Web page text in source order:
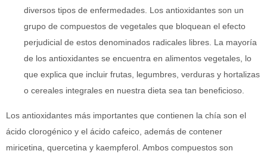
diversos tipos de enfermedades. Los antioxidantes son un
grupo de compuestos de vegetales que bloquean el efecto
perjudicial de estos denominados radicales libres. La mayoría
de los antioxidantes se encuentra en alimentos vegetales, lo
que explica que incluir frutas, legumbres, verduras y hortalizas
o cereales integrales en nuestra dieta sea tan beneficioso.
Los antioxidantes más importantes que contienen la chía son el
ácido clorogénico y el ácido cafeico, además de contener
miricetina, quercetina y kaempferol. Ambos compuestos son